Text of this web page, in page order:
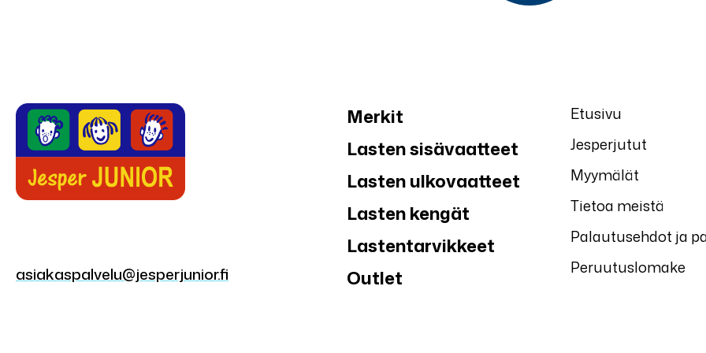
asiakaspalvelu@jesperjunior.fi
Merkit
Lasten sisävaatteet
Lasten ulkovaatteet
Lasten kengät
Lastentarvikkeet
Outlet
Etusivu
Jesperjutut
Myymälät
Tietoa meistä
Palautusehdot ja
Peruutuslomake